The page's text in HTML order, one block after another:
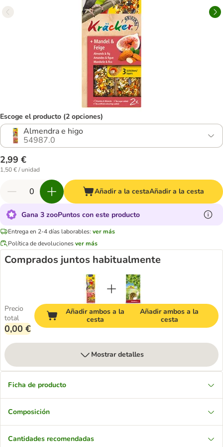
Escoge el producto (2 opciones)
Almendra e higo
54987.0
2,99 €
1,50 € / unidad
Añadir a la cestaAñadir a la cesta
Gana 3 zooPuntos con este producto
Entrega en 2-4 días laborables: ver más
Política de devolucionesver más
Comprados juntos habitualmente
Precio
total
0,00 €
Añadir ambos a la
cesta
Añadir ambos a la
cesta
Mostrar detalles
Ficha de producto
Composición
Cantidades recomendadas